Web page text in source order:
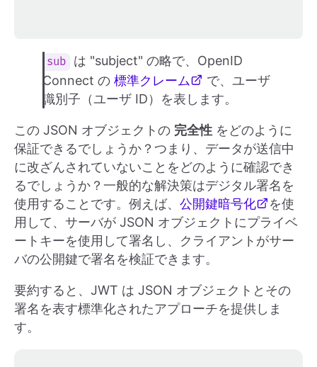
sub
は "subject" の略で、OpenID
Connect の 標準クレーム
で、ユーザ
識別子（ユーザ ID）を表します。
この JSON オブジェクトの 完全性 をどのように
保証できるでしょうか？つまり、データが送信中
に改ざんされていないことをどのように確認でき
るでしょうか？一般的な解決策はデジタル署名を
使用することです。例えば、 公開鍵暗号化
を使
用して、サーバが JSON オブジェクトにプライベ
ートキーを使用して署名し、クライアントがサー
バの公開鍵で署名を検証できます。
要約すると、JWT は JSON オブジェクトとその
署名を表す標準化されたアプローチを提供しま
す。